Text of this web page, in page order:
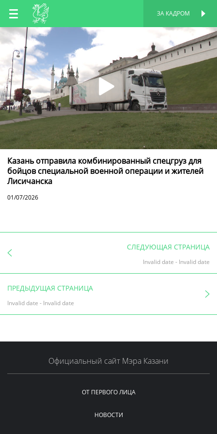
RU
TT
ЗА КАДРОМ
Казань отправила комбинированный спецгруз для
бойцов специальной военной операции и жителей
Лисичанска
01/07/2026
СЛЕДУЮЩАЯ СТРАНИЦА
Invalid date - Invalid date
ПРЕДЫДУЩАЯ СТРАНИЦА
Invalid date - Invalid date
Официальный сайт Мэра Казани
ОТ ПЕРВОГО ЛИЦА
НОВОСТИ
ПЕРСОНАЛЬНАЯ
СТРАНИЦА